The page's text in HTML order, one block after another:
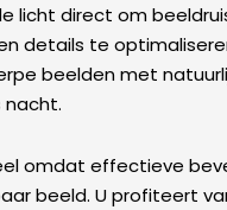
licht direct om
details te
beelden met
nacht.
omdat effectieve
beeld. U profiteert